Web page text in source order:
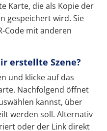
Karte, die als Kopie der
gespeichert wird. Sie
Code mit anderen
erstellte Szene?
und klicke auf das
Nachfolgend öffnet
kannst, über
werden soll. Alternativ
oder der Link direkt